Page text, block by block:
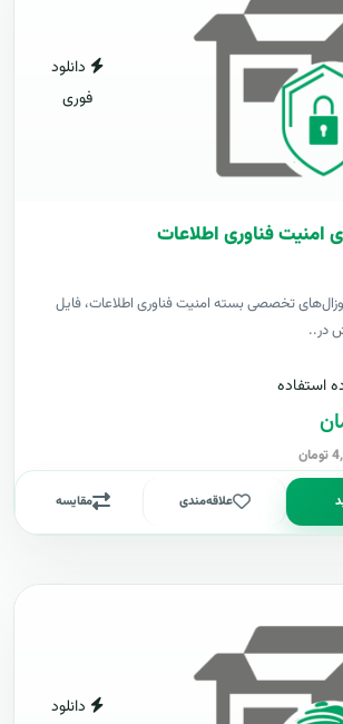
دانلود
فوری
امنیت فناوری اطلاعات
تخصصی بسته امنیت فناوری اطلاعات، فایل
در..
استفاده
علاقه‌مندی مقایسه
دانلود